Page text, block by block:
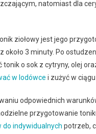
natomiast dla
ziołowy jest jego
około 3 minuty. Po
o sok z cytryny, olej
w lodówce i zużyć w
odpowiednich
przygotowanie
do indywidualnych potrzeb,